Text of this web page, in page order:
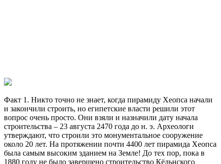
Факт 1. Никто точно не знает, когда пирамиду Хеопса начали
и закончили строить, но египетские власти решили этот
вопрос очень просто. Они взяли и назначили дату начала
строительства – 23 августа 2470 года до н. э. Археологи
утверждают, что строили это монументальное сооружение
около 20 лет. На протяжении почти 4400 лет пирамида Хеопса
была самым высоким зданием на Земле! До тех пор, пока в
1880 году не было завершено строительство Кёльнского